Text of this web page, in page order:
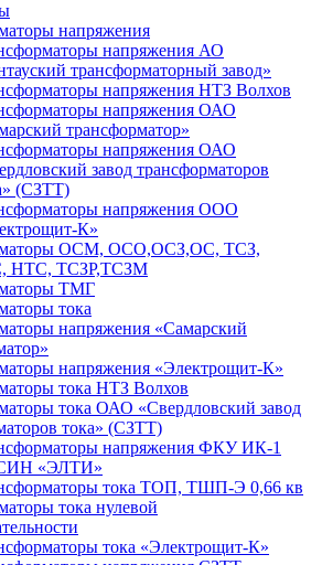
напряжения
напряжения АО
трансформаторный завод»
напряжения НТЗ Волхов
напряжения ОАО
трансформатор»
напряжения ОАО
завод трансформаторов
(СЗТТ)
напряжения ООО
К»
ОСМ, ОСО,ОСЗ,ОС, ТСЗ,
НТС, ТСЗР,ТСЗМ
ТМГ
тока
напряжения «Самарский
напряжения «Электрощит-К»
тока НТЗ Волхов
тока ОАО «Свердловский завод
тока» (СЗТТ)
напряжения ФКУ ИК-1
«ЭЛТИ»
тока ТОП, ТШП-Э 0,66 кв
тока нулевой
тока «Электрощит-К»